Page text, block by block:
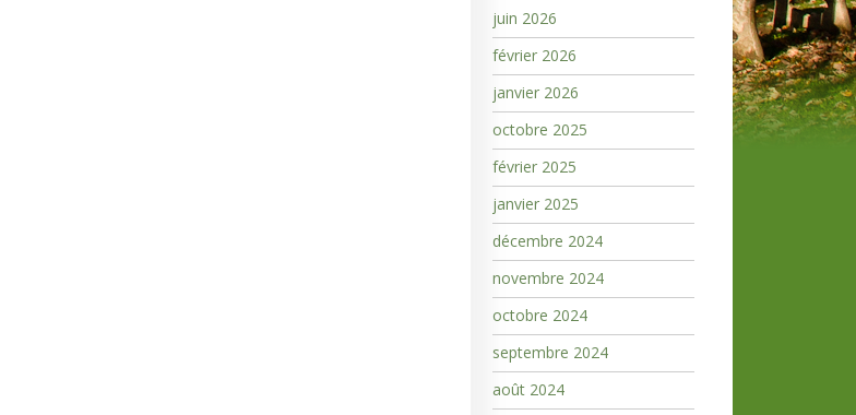
juin 2026
février 2026
janvier 2026
octobre 2025
février 2025
janvier 2025
décembre 2024
novembre 2024
octobre 2024
septembre 2024
août 2024